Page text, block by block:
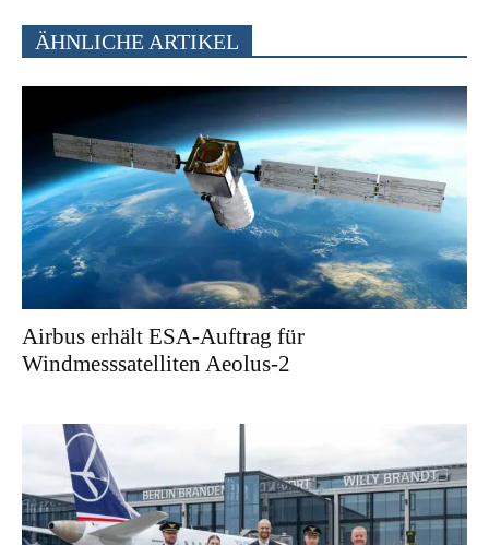
ÄHNLICHE ARTIKEL
Airbus erhält ESA-Auftrag für
Windmesssatelliten Aeolus-2